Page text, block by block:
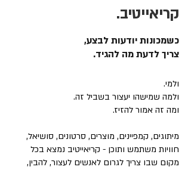
קריאייטיב.
כשמכונות יודעות לבצע,
צריך לדעת מה להגיד.
ולמי.
ולמה שמישהו יעצור בשביל זה.
ומה זה אמור להזיז.
מיתוגים, קמפיינים, מוצרים, סרטונים, סושיאל,
חוויות משתמש ותוכן - קריאייטיב נמצא בכל
מקום שבו צריך לגרום לאנשים לעצור, להבין,